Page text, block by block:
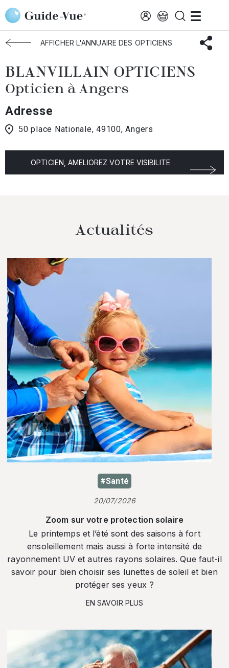
Aller au contenu principal
Accueil Choisir mon opticien BLANVILLAIN OPTICIENS
AFFICHER L'ANNUAIRE DES OPTICIENS
BLANVILLAIN OPTICIENS
Opticien à Angers
Adresse
50 place Nationale, 49100, Angers
OPTICIEN, AMELIOREZ VOTRE VISIBILITE
Actualités
#Santé
20/07/2026
Zoom sur votre protection solaire
Le printemps et l’été sont des saisons à fort
ensoleillement mais aussi à forte intensité de
rayonnement UV et autres rayons solaires. Que faut-il
savoir pour bien choisir ses lunettes de soleil et bien
protéger ses yeux ?
EN SAVOIR PLUS